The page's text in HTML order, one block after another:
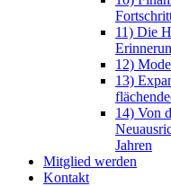
11) Die
12)
13)
14) Von
Jahren
Mitglied werden
Kontakt